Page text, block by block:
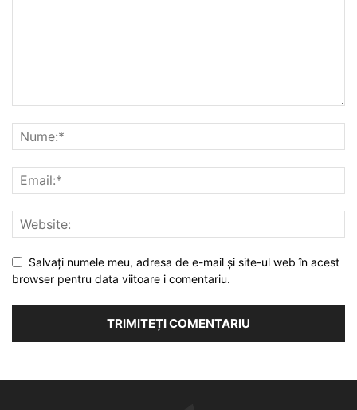
Salvați numele meu, adresa de e-mail și site-ul web în acest
browser pentru data viitoare i comentariu.